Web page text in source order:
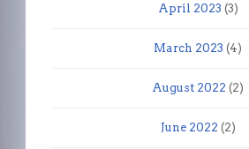
April 2023 (3)
March 2023 (4)
August 2022 (2)
June 2022 (2)